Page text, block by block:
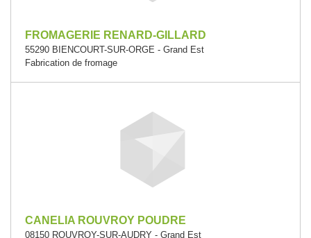
FROMAGERIE RENARD-GILLARD
55290 BIENCOURT-SUR-ORGE - Grand Est
Fabrication de fromage
CANELIA ROUVROY POUDRE
08150 ROUVROY-SUR-AUDRY - Grand Est